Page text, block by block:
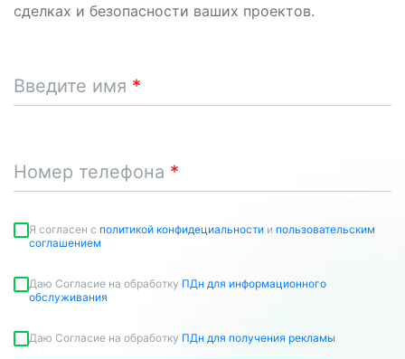
сделках и безопасности ваших проектов.
Введите имя
Номер телефона
Я согласен c политикой конфидециальности и пользовательским
соглашением
Даю Согласие на обработку ПДн для информационного
обслуживания
Даю Согласие на обработку ПДн для получения рекламы